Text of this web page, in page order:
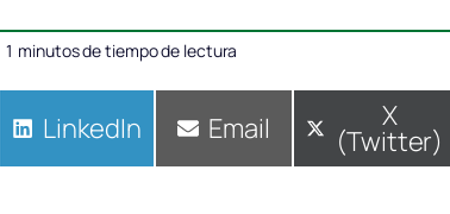
1 minutos de tiempo de lectura
Compartir
LinkedIn Compartir
Email en
X
(Twitter)